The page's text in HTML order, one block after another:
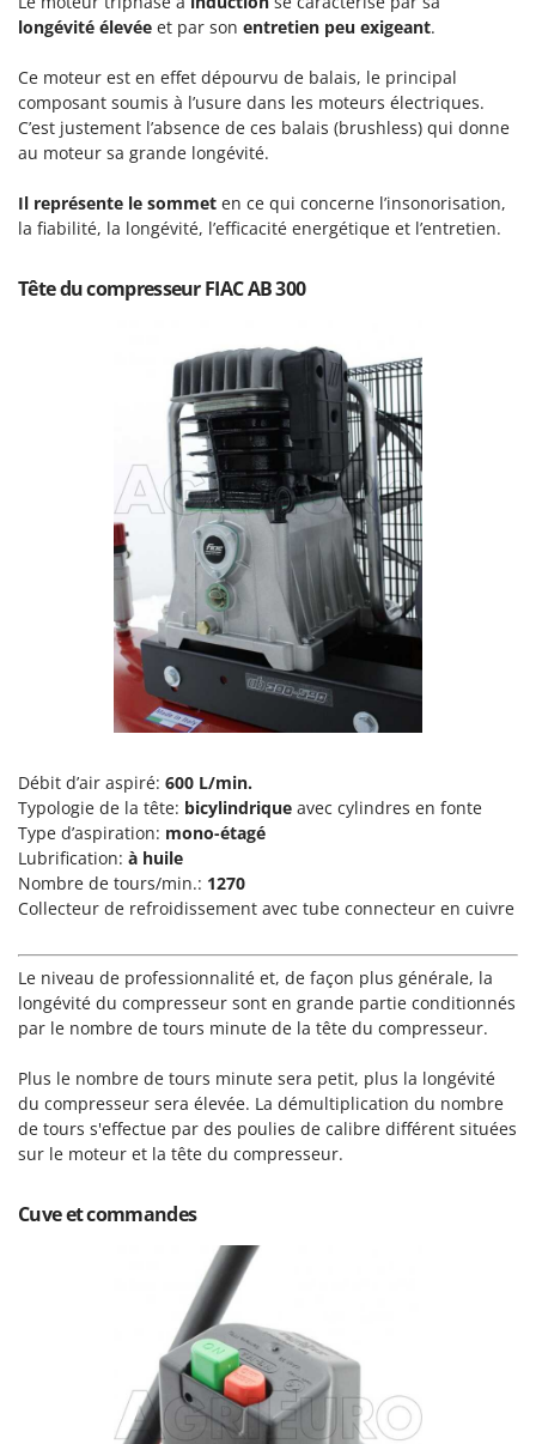
Perches Élagueuses
Pétrins à Spirale
Piscines
Planteuses de pommes de terre pour tracteur
Plateaux de coupe pour tracteur
Pompes d'irrigation à tracteur
Pompes immergées électriques
Poussoirs à saucisse
Presses à pellets
Pressoirs à fruits
Pressoirs à Raisin
Pulvérisateurs
Pulvérisateurs portés
Rafraîchisseurs d'air par évaporation
Rampes de chargement en aluminium
Râpes à fromage électriques
Remplisseuses
Robots nettoyeurs de piscine
Robots Tondeuses
Rogneuses de souches
S
Scies à os
Scies alternatives à batterie
Scies de jardin télescopiques
Sécateurs électriques à batterie
Sécateurs pneumatiques
Semoirs et Épandeurs d'engrais
Socs pour tracteur
Souffleurs aspirateurs pour Feuilles
Soufreuses - Poudreuses à dos
Soufreuses - Poudreuses pour tracteur
Francini
G
G3 Ferrari
Gardena
Garofalo
GeoTech
GeoTech Pro
Ginko - MGM
GreenBay
Greenworks
GRIFO
Henx
HiKOKI
Honda
I
Idromatic
Il-Tec
Imperia
Infaco
Intex
Italyco
ITM
J
Kemper
longévité élevée et par son entretien peu exigeant.
Ce moteur est en effet dépourvu de balais, le principal
composant soumis à l’usure dans les moteurs électriques.
C’est justement l’absence de ces balais (brushless) qui donne
au moteur sa grande longévité.
Il représente le sommet en ce qui concerne l’insonorisation,
la fiabilité, la longévité, l’efficacité energétique et l’entretien.
Tête du compresseur FIAC AB 300
Débit d’air aspiré: 600 L/min.
Typologie de la tête: bicylindrique avec cylindres en fonte
Type d’aspiration: mono-étagé
Lubrification: à huile
Nombre de tours/min.: 1270
Collecteur de refroidissement avec tube connecteur en cuivre
Le niveau de professionnalité et, de façon plus générale, la
longévité du compresseur sont en grande partie conditionnés
par le nombre de tours minute de la tête du compresseur.
Plus le nombre de tours minute sera petit, plus la longévité
du compresseur sera élevée. La démultiplication du nombre
de tours s'effectue par des poulies de calibre différent situées
sur le moteur et la tête du compresseur.
Cuve et commandes